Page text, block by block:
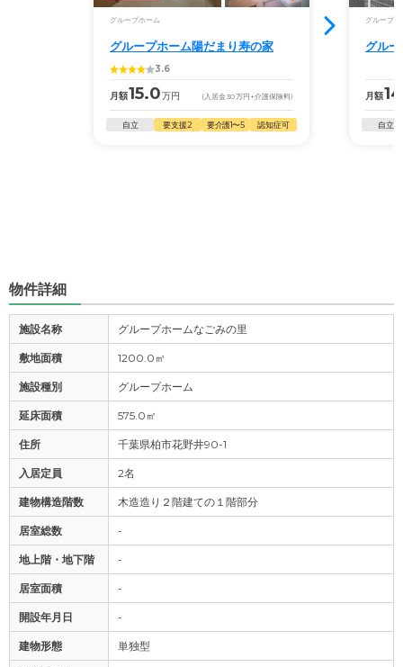
グループホーム
グループホーム陽だまり寿の家
3.6
月額15.0万円 (入居金30万円 +介護保険料)
自立 要支援2 要介護1〜5 認知症可
グループホ
グル
月額
自立
物件詳細
施設名称 グループホームなごみの里
敷地面積 1200.0㎡
施設種別 グループホーム
延床面積 575.0㎡
住所 千葉県柏市花野井90-1
入居定員 2名
建物構造階数 木造造り２階建ての１階部分
居室総数 -
地上階・地下階 -
居室面積 -
開設年月日 -
建物形態 単独型